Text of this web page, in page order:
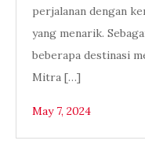
perjalanan dengan
yang menarik.
beberapa destinasi
Mitra […]
May 7, 2024